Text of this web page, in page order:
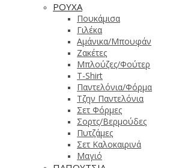
ΡΟΥΧΑ
Πουκάμισα
Γιλέκα
Αμάνικα/Μπουφάν
Ζακέτες
Μπλούζες/Φούτερ
T-Shirt
Παντελόνια/Φόρμα
Τζην Παντελόνια
Σετ Φόρμες
Σορτς/Βερμούδες
Πυτζάμες
Σετ Καλοκαιρινά
Μαγιό